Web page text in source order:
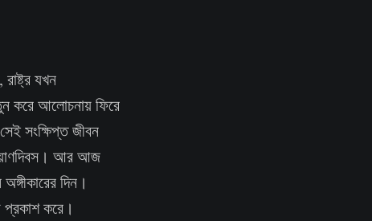
যখন
করে আলোচনায় ফিরে
সংক্ষিপ্ত জীবন
আর আজ
দিন।
প্রকাশ করে।